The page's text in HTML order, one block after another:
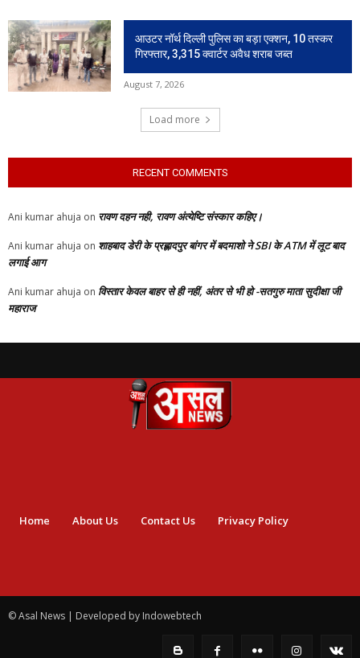
आउटर नॉर्थ दिल्ली पुलिस का बड़ा एक्शन, 10 तस्कर
गिरफ्तार, 3,315 क्वार्टर अवैध शराब जब्त
August 7, 2026
Load more
RECENT COMMENTS
Ani kumar ahuja on रावण दहन नही, रावण अंत्येष्टि संस्कार कहिए।
Ani kumar ahuja on शाहबाद डेरी के प्रह्लादपुर बांगर में बदमाशो ने SBI के ATM में लूट बाद
लगाई आग
Ani kumar ahuja on विस्तार केवल बाहर से ही नहीं, अंतर से भी हो -सतगुरु माता सुदीक्षा जी
महाराज
Home About Us Contact Us Privacy Policy
© Asal News | Developed by Indowebtech